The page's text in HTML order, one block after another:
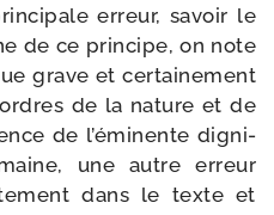
erreur, savoir le
de ce prin­cipe, on note
grave et cer­tai­ne­ment
de la nature et de
de l’éminente digni­
une autre erreur
dans le texte et